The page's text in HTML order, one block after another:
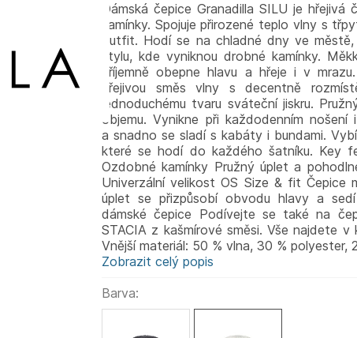
Dámská čepice Granadilla SILU je
kamínky. Spojuje přirozené teplo vlny s
outfit. Hodí se na chladné dny ve
stylu, kde vyniknou drobné kamínky.
příjemně obepne hlavu a hřeje i v
hřejivou směs vlny s decentně
jednoduchému tvaru sváteční jiskru.
objemu. Vynikne při každodenním
a snadno se sladí s kabáty i bundami.
které se hodí do každého šatníku. Key
Ozdobné kamínky Pružný úplet a
Univerzální velikost OS Size & fit Čepice
úplet se přizpůsobí obvodu hlavy a
dámské čepice Podívejte se také na
STACIA z kašmírové směsi. Vše najdete
Vnější materiál: 50 % vlna, 30 % polyester,
Zobrazit celý popis
Barva: